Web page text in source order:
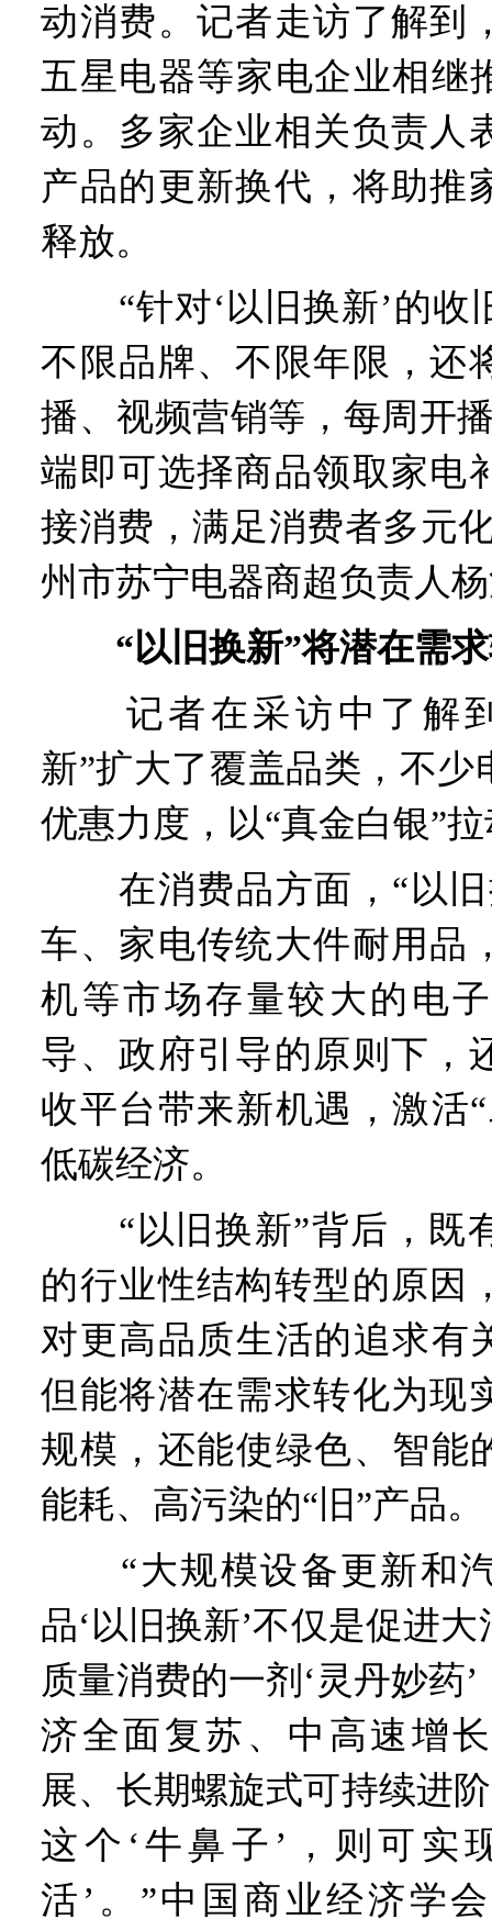
动消费。记者走访了解到
五星电器等家电企业相继
动。多家企业相关负责人
产品的更新换代，将助推
释放。
“针对‘以旧换新’的收
不限品牌、不限年限，还
播、视频营销等，每周开
端即可选择商品领取家电
接消费，满足消费者多元
州市苏宁电器商超负责人
“以旧换新”将潜在需
记者在采访中了解到
新”扩大了覆盖品类，不少
优惠力度，以“真金白银”
在消费品方面，“以旧
车、家电传统大件耐用品
机等市场存量较大的电
导、政府引导的原则下，
收平台带来新机遇，激活
低碳经济。
“以旧换新”背后，既
的行业性结构转型的原因
对更高品质生活的追求有
但能将潜在需求转化为现
规模，还能使绿色、智能
能耗、高污染的“旧”产品。
“大规模设备更新和汽
品‘以旧换新’不仅是促进
质量消费的一剂‘灵丹妙药
济全面复苏、中高速增
展、长期螺旋式可持续进
这个‘牛鼻子’，则可实
活’。”中国商业经济学